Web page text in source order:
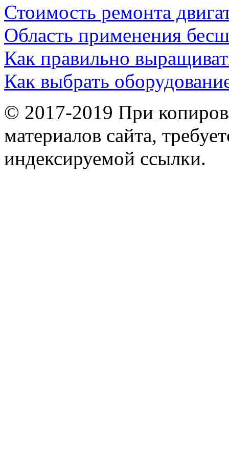
Стоимость ремонта
Область применения
Как правильно
Как выбрать
© 2017-2019 При
материалов сайта,
индексируемой ссылки.